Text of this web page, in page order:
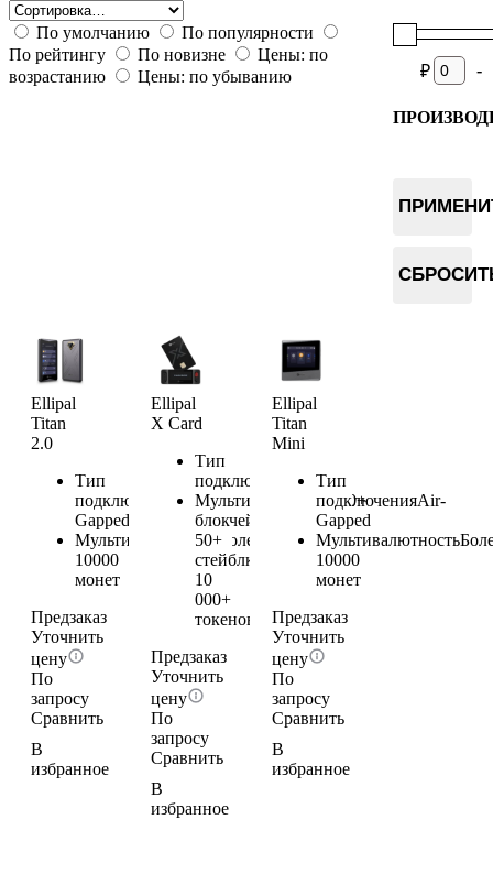
По умолчанию
По популярности
По рейтингу
По новизне
Цены: по
возрастанию
Цены: по убыванию ₽ -
Ellipal
Titan
2.0
Тип
подключения Air-
Gapped
МультивалютностьБолее
10000
монет
Предзаказ
Уточнить
цену
По
запросу
Сравнить
В
избранное
Ellipal
X Card
Тип
подключения NFC
Мультивалютность40+
блокчейнов,
50+
стейблкоинов,
10
000+
токенов
Предзаказ
Уточнить
цену
По
запросу
Сравнить
В
избранное
Ellipal
Titan
Mini
Тип
подключенияAir-
Gapped
Мультивалютность
10000
монет
Предзаказ
Уточнить
цену
По
запросу
Сравнить
В
избранное